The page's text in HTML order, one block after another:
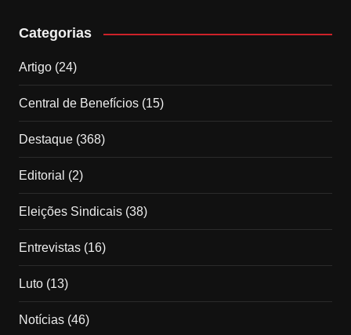
Categorias
Artigo(24)
Central de Benefícios(15)
Destaque(368)
Editorial (2)
Eleições Sindicais(38)
Entrevistas(16)
Luto(13)
Notícias(46)